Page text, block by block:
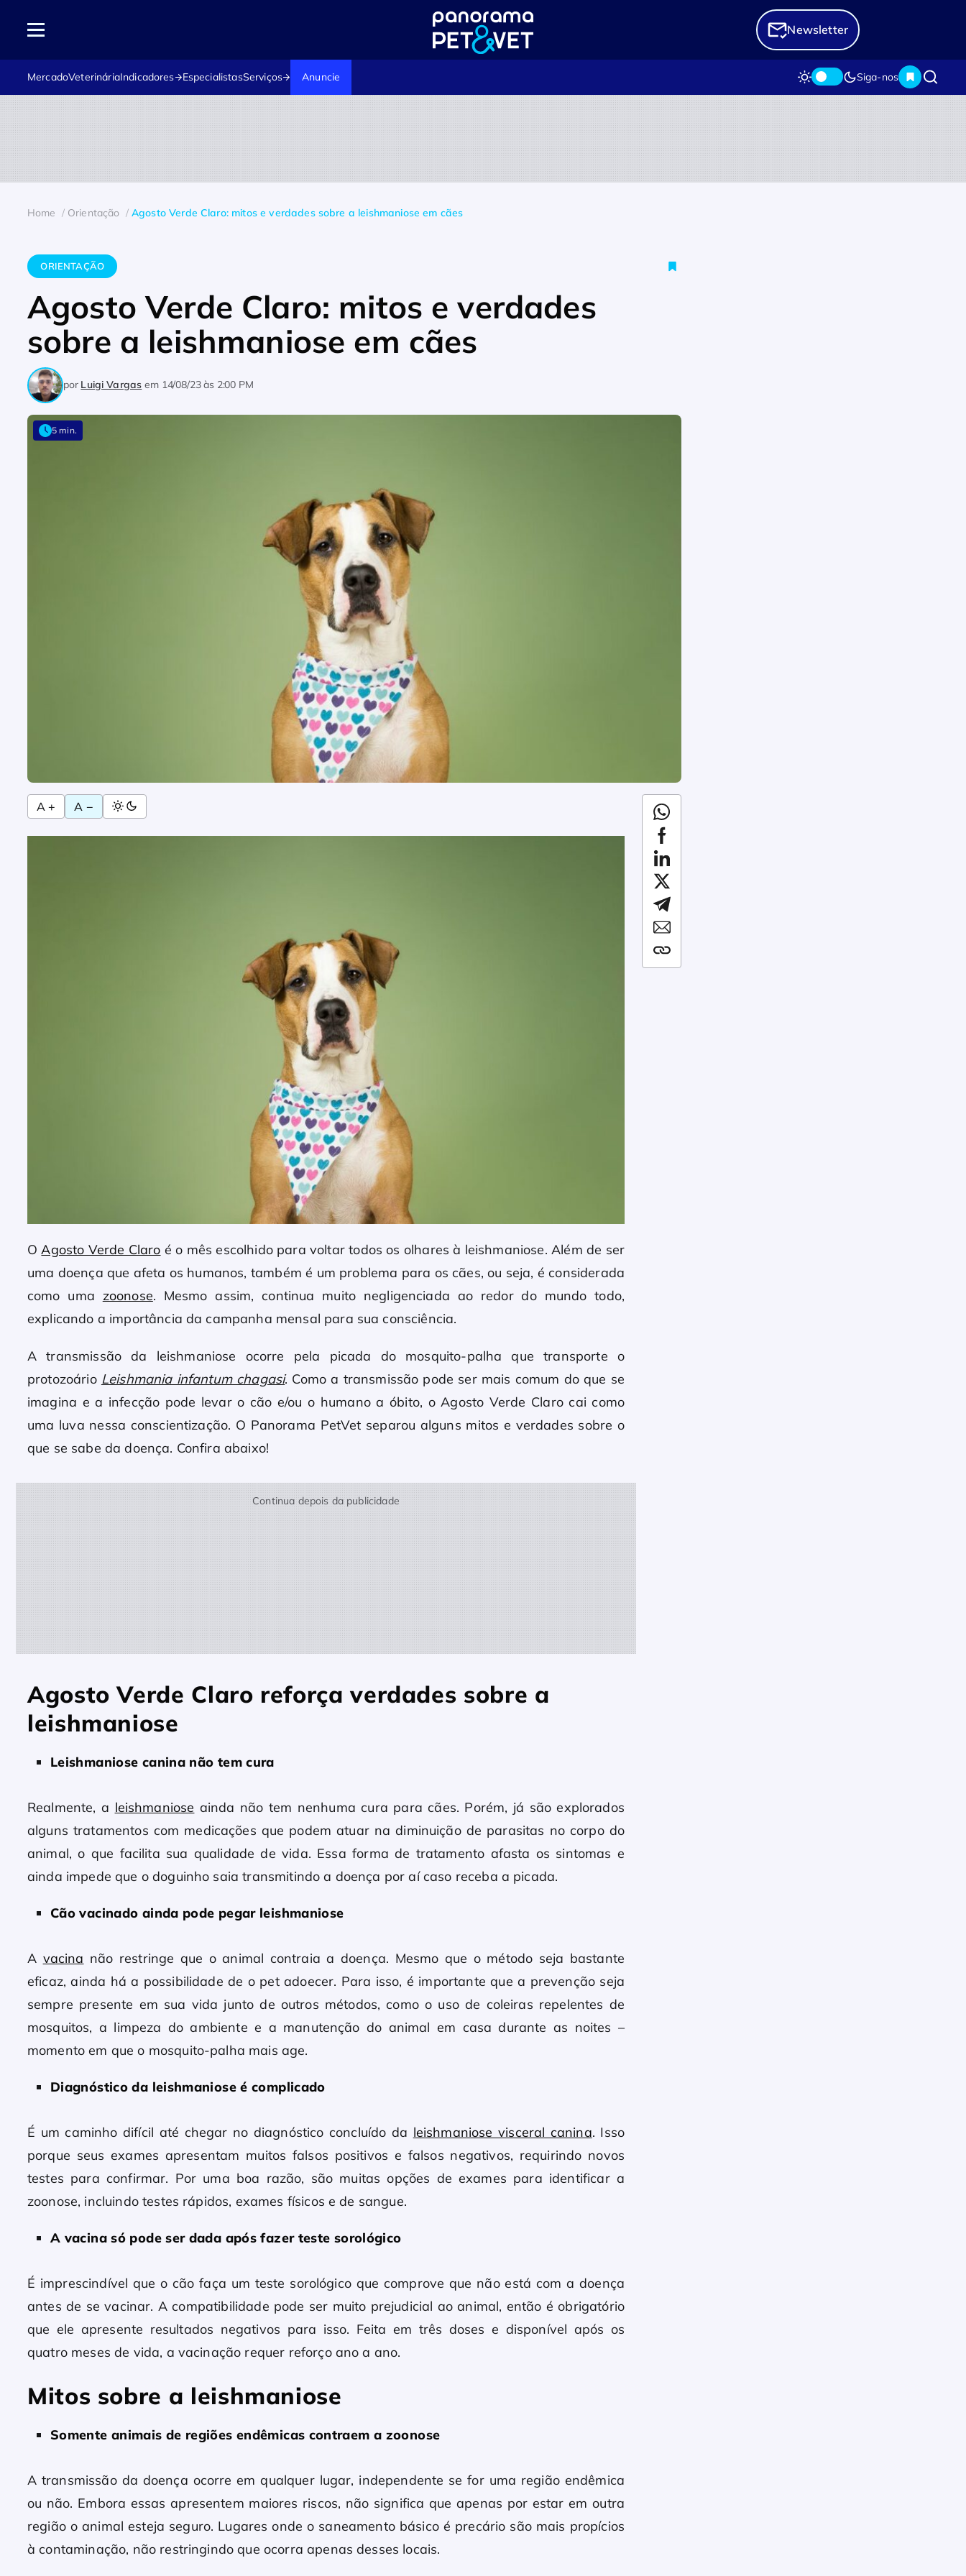
Newsletter
MercadoVeterináriaIndicadores EspecialistasServiços Anuncie Siga-nos
Home Orientação Agosto Verde Claro: mitos e verdades sobre a leishmaniose em cães
ORIENTAÇÃO
Agosto Verde Claro: mitos e verdades
sobre a leishmaniose em cães
por Luigi Vargas em 14/08/23 às 2:00 PM
5 min.
A + A −
OAgosto Verde Claro é o mês escolhido para voltar todos os olhares à leishmaniose. Além de ser
uma doença que afeta os humanos, também é um problema para os cães, ou seja, é considerada
como uma zoonose. Mesmo assim, continua muito negligenciada ao redor do mundo todo,
explicando a importância da campanha mensal para sua consciência.
A transmissão da leishmaniose ocorre pela picada do mosquito-palha que transporte o
protozoário Leishmania infantum chagasi. Como a transmissão pode ser mais comum do que se
imagina e a infecção pode levar o cão e/ou o humano a óbito, o Agosto Verde Claro cai como
uma luva nessa conscientização. O Panorama PetVet separou alguns mitos e verdades sobre o
que se sabe da doença. Confira abaixo!
Continua depois da publicidade
Agosto Verde Claro reforça verdades sobre a
leishmaniose
Leishmaniose canina não tem cura
Realmente, a leishmaniose ainda não tem nenhuma cura para cães. Porém, já são explorados
alguns tratamentos com medicações que podem atuar na diminuição de parasitas no corpo do
animal, o que facilita sua qualidade de vida. Essa forma de tratamento afasta os sintomas e
ainda impede que o doguinho saia transmitindo a doença por aí caso receba a picada.
Cão vacinado ainda pode pegar leishmaniose
A vacina não restringe que o animal contraia a doença. Mesmo que o método seja bastante
eficaz, ainda há a possibilidade de o pet adoecer. Para isso, é importante que a prevenção seja
sempre presente em sua vida junto de outros métodos, como o uso de coleiras repelentes de
mosquitos, a limpeza do ambiente e a manutenção do animal em casa durante as noites –
momento em que o mosquito-palha mais age.
Diagnóstico da leishmaniose é complicado
É um caminho difícil até chegar no diagnóstico concluído da leishmaniose visceral canina. Isso
porque seus exames apresentam muitos falsos positivos e falsos negativos, requirindo novos
testes para confirmar. Por uma boa razão, são muitas opções de exames para identificar a
zoonose, incluindo testes rápidos, exames físicos e de sangue.
A vacina só pode ser dada após fazer teste sorológico
É imprescindível que o cão faça um teste sorológico que comprove que não está com a doença
antes de se vacinar. A compatibilidade pode ser muito prejudicial ao animal, então é obrigatório
que ele apresente resultados negativos para isso. Feita em três doses e disponível após os
quatro meses de vida, a vacinação requer reforço ano a ano.
Mitos sobre a leishmaniose
Somente animais de regiões endêmicas contraem a zoonose
A transmissão da doença ocorre em qualquer lugar, independente se for uma região endêmica
ou não. Embora essas apresentem maiores riscos, não significa que apenas por estar em outra
região o animal esteja seguro. Lugares onde o saneamento básico é precário são mais propícios
à contaminação, não restringindo que ocorra apenas desses locais.